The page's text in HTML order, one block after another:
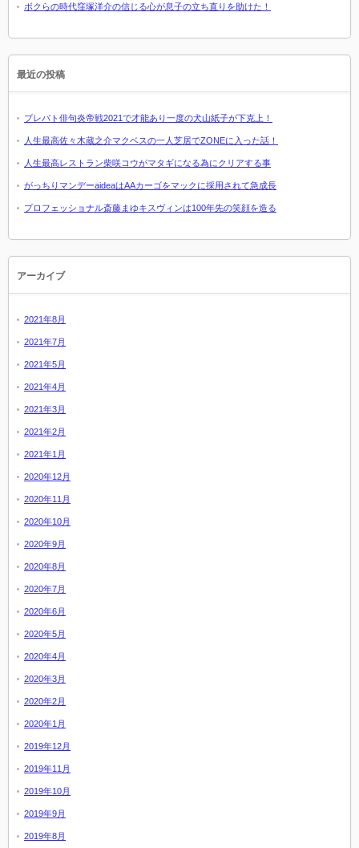
ボクらの時代窪塚洋介の信じる心が息子の立ち直りを助けた！
最近の投稿
プレバト俳句炎帝戦2021で才能あり一度の犬山紙子が下克上！
人生最高佐々木蔵之介マクベスの一人芝居でZONEに入った話！
人生最高レストラン柴咲コウがマタギになる為にクリアする事
がっちりマンデーaideaはAAカーゴをマックに採用されて急成長
プロフェッショナル斎藤まゆキスヴィンは100年先の笑顔を造る
アーカイブ
2021年8月
2021年7月
2021年5月
2021年4月
2021年3月
2021年2月
2021年1月
2020年12月
2020年11月
2020年10月
2020年9月
2020年8月
2020年7月
2020年6月
2020年5月
2020年4月
2020年3月
2020年2月
2020年1月
2019年12月
2019年11月
2019年10月
2019年9月
2019年8月